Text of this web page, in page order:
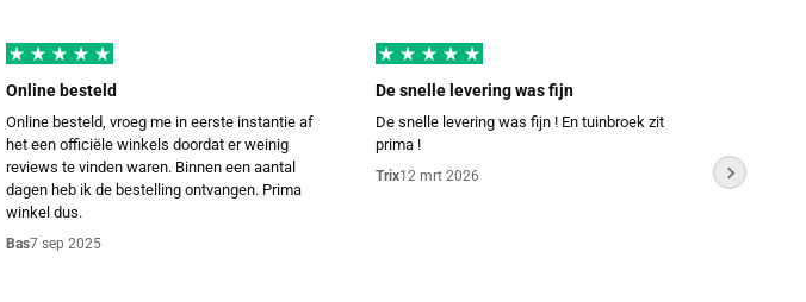
Online besteld
Online besteld, vroeg me in eerste instantie af
het een officiële winkels doordat er weinig
reviews te vinden waren. Binnen een aantal
dagen heb ik de bestelling ontvangen. Prima
winkel dus.
Bas7 sep 2025
De snelle levering was fijn
De snelle levering was fijn ! En tuinbroek zit
prima !
Trix12 mrt 2026